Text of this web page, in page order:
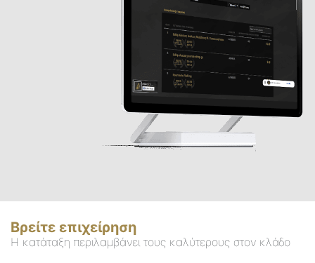
Βρείτε επιχείρηση
Η κατάταξη περιλαμβάνει τους καλύτερους στον κλάδο